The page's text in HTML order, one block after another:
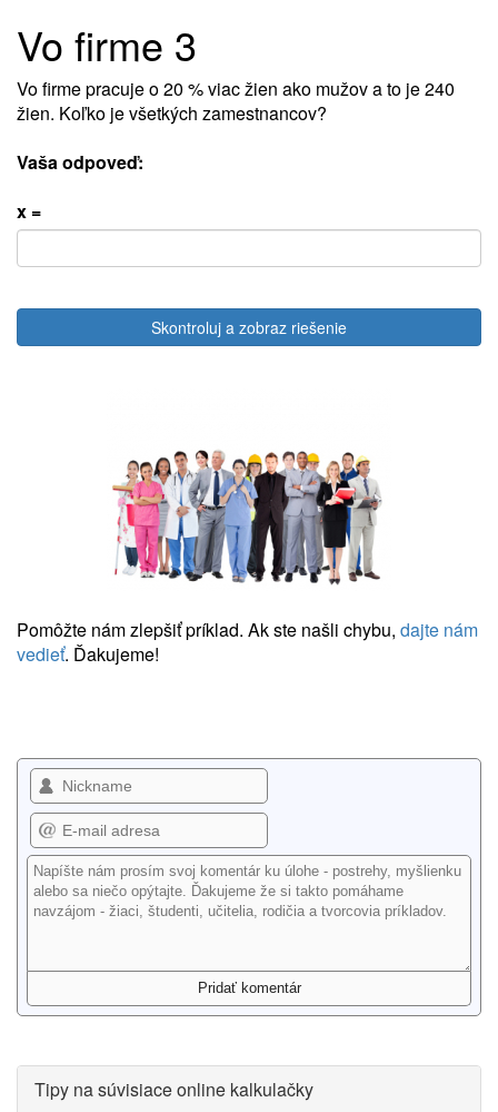
Vo firme 3
Vo firme pracuje o 20 % viac žien ako mužov a to je 240
žien. Koľko je všetkých zamestnancov?
Vaša odpoveď:
x =
Skontroluj a zobraz riešenie
Pomôžte nám zlepšiť príklad. Ak ste našli chybu, dajte nám
vedieť. Ďakujeme!
Tipy na súvisiace online kalkulačky